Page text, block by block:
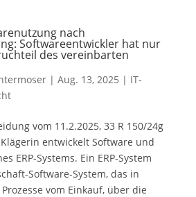
nach
Softwareentwickler hat nur
des vereinbarten
| Aug. 13, 2025 | IT-
vom 11.2.2025, 33 R 150/24g
entwickelt Software und
ERP-Systems. Ein ERP-System
Software-System, das in
vom Einkauf, über die